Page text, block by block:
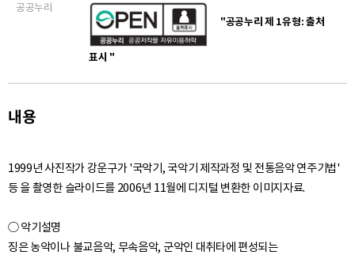
19. 정악용 아쟁 - 이미지
20. 정악용 아쟁 - 이미지
27. 산조아쟁 - 이미지
28. 산조아쟁 - 이미지
공공누리
"공공누리 제 1유형: 출처
표시 "
내용
1999년 사진작가 강운구가 '국악기, 국악기 제작과정 및 전통음악 연주기법'
등 을 촬영한 슬라이드를 2006년 11월에 디지털 변환한 이미지자료.
○ 악기설명
징은 농악이나 불교음악, 무속음악, 군악인 대취타에 편성되는